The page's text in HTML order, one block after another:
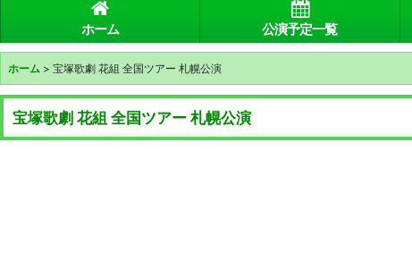
ホーム 公演予定一覧
ホーム > 宝塚歌劇 花組 全国ツアー 札幌公演
宝塚歌劇 花組 全国ツアー 札幌公演